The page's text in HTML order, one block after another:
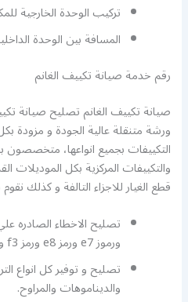
تركيب الوحدة الخارجية
المسافة بين الوحدة
رقم خدمة صيانة تكييف الغانم
صيانة تكييف الغانم تصليح صيانة
ورشة متنقلة عالية الجودة و مزودة
التكييفات بجميع انواعها،
والتكييفات المركزية بكل الموديلات
قطع الغيار للاجزاء التالفة و كذلك
ورموز e7 ورمز e8 ورمز f3 ورمز he وغيرها.
تصليح و توفير كل انواع
والديناموهات والمراوح.